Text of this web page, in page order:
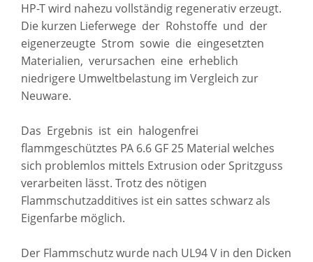
HP-T wird nahezu vollständig regenerativ erzeugt.
Die kurzen Lieferwege der Rohstoffe und der
eigenerzeugte Strom sowie die eingesetzten
Materialien, verursachen eine erheblich
niedrigere Umweltbelastung im Vergleich zur
Neuware.
Das Ergebnis ist ein halogenfrei
flammgeschütztes PA 6.6 GF 25 Material welches
sich problemlos mittels Extrusion oder Spritzguss
verarbeiten lässt. Trotz des nötigen
Flammschutzadditives ist ein sattes schwarz als
Eigenfarbe möglich.
Der Flammschutz wurde nach UL94 V in den Dicken